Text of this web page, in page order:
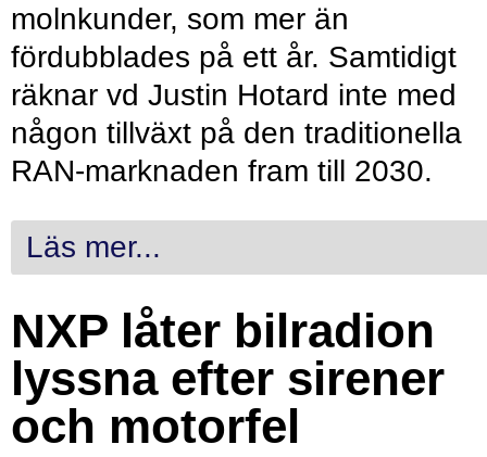
molnkunder, som mer än
fördubblades på ett år. Samtidigt
räknar vd Justin Hotard inte med
någon tillväxt på den traditionella
RAN-marknaden fram till 2030.
Läs mer...
NXP låter bilradion
lyssna efter sirener
och motorfel